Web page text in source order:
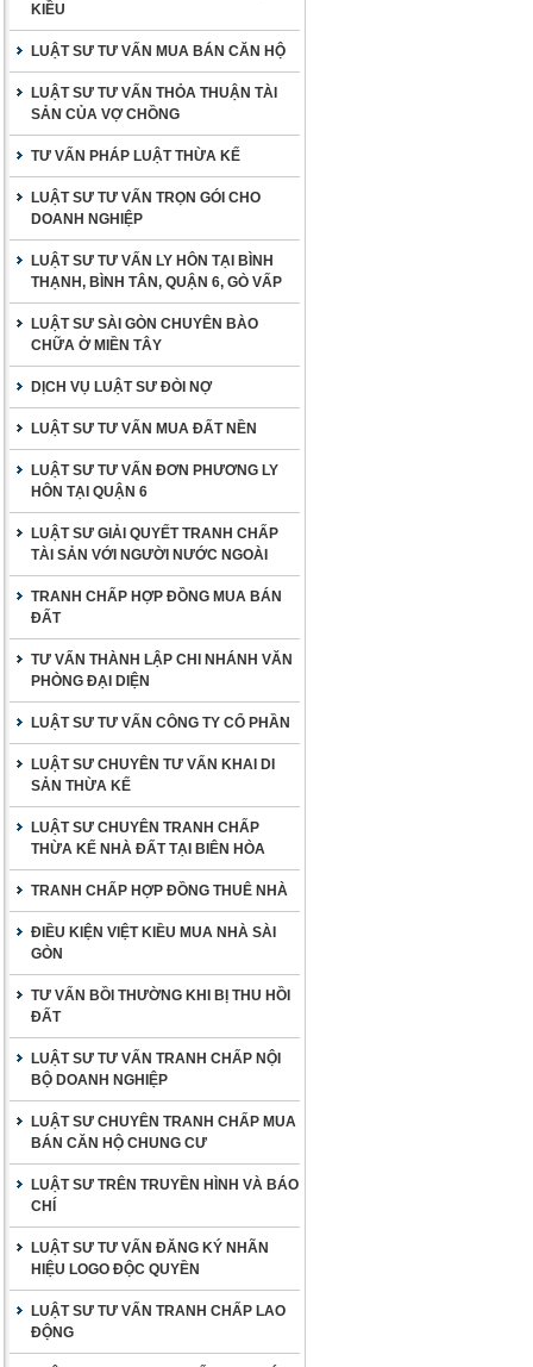
KIỀU
LUẬT SƯ TƯ VẤN MUA BÁN CĂN HỘ
LUẬT SƯ TƯ VẤN THỎA THUẬN TÀI
SẢN CỦA VỢ CHỒNG
TƯ VẤN PHÁP LUẬT THỪA KẾ
LUẬT SƯ TƯ VẤN TRỌN GÓI CHO
DOANH NGHIỆP
LUẬT SƯ TƯ VẤN LY HÔN TẠI BÌNH
THẠNH, BÌNH TÂN, QUẬN 6, GÒ VẤP
LUẬT SƯ SÀI GÒN CHUYÊN BÀO
CHỮA Ở MIỀN TÂY
DỊCH VỤ LUẬT SƯ ĐÒI NỢ
LUẬT SƯ TƯ VẤN MUA ĐẤT NỀN
LUẬT SƯ TƯ VẤN ĐƠN PHƯƠNG LY
HÔN TẠI QUẬN 6
LUẬT SƯ GIẢI QUYẾT TRANH CHẤP
TÀI SẢN VỚI NGƯỜI NƯỚC NGOÀI
TRANH CHẤP HỢP ĐỒNG MUA BÁN
ĐẤT
TƯ VẤN THÀNH LẬP CHI NHÁNH VĂN
PHÒNG ĐẠI DIỆN
LUẬT SƯ TƯ VẤN CÔNG TY CỔ PHẦN
LUẬT SƯ CHUYÊN TƯ VẤN KHAI DI
SẢN THỪA KẾ
LUẬT SƯ CHUYÊN TRANH CHẤP
THỪA KẾ NHÀ ĐẤT TẠI BIÊN HÒA
TRANH CHẤP HỢP ĐỒNG THUÊ NHÀ
ĐIỀU KIỆN VIỆT KIỀU MUA NHÀ SÀI
GÒN
TƯ VẤN BỒI THƯỜNG KHI BỊ THU HỒI
ĐẤT
LUẬT SƯ TƯ VẤN TRANH CHẤP NỘI
BỘ DOANH NGHIỆP
LUẬT SƯ CHUYÊN TRANH CHẤP MUA
BÁN CĂN HỘ CHUNG CƯ
LUẬT SƯ TRÊN TRUYỀN HÌNH VÀ BÁO
CHÍ
LUẬT SƯ TƯ VẤN ĐĂNG KÝ NHÃN
HIỆU LOGO ĐỘC QUYỀN
LUẬT SƯ TƯ VẤN TRANH CHẤP LAO
ĐỘNG